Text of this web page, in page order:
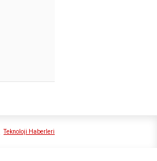
Teknoloji Haberleri